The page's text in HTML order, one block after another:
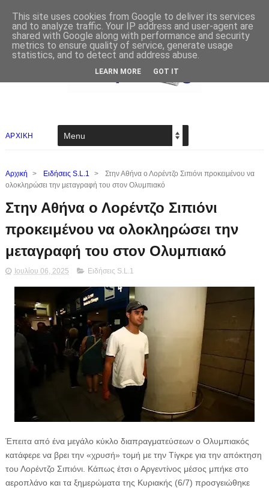
ΑΡΧΙΚΗ
Αρχική > Ειδήσεις S.L.1 >
Στην Αθήνα ο Λορέντζο Σιπιόνι προκειμένου να
ολοκληρώσει την μεταγραφή του στον Ολυμπιακό
Στην Αθήνα ο Λορέντζο Σιπιόνι
προκειμένου να ολοκληρώσει την
μεταγραφή του στον Ολυμπιακό
Ιουλίου 06, 2025 Ειδήσεις S.L.1
Έπειτα από ένα μεγάλο κύκλο διαπραγματεύσεων ο Ολυμπιακός
κατάφερε να βρει την «χρυσή» τομή με την Τίγκρε για την απόκτηση
του Λορέντζο Σιπιόνι. Κάπως έτσι ο Αργεντίνος μέσος μπήκε στο
αεροπλάνο και τα ξημερώματα της Κυριακής (6/7) προσγειώθηκε
This site uses cookies from Google to deliver its services
and to analyze traffic. Your IP address and user-agent are
shared with Google along with performance and security
metrics to ensure quality of service, generate usage
statistics, and to detect and address abuse.
LEARN MORE GOT IT